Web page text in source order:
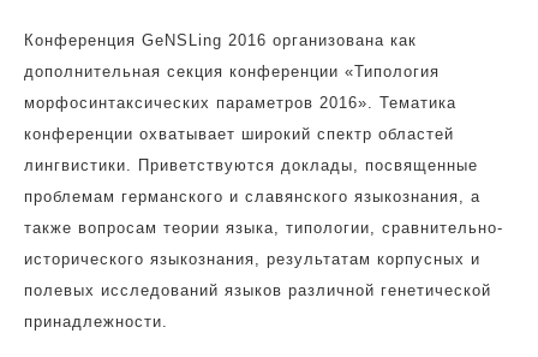
Конференция GeNSLing 2016 организована как
дополнительная секция конференции «Типология
морфосинтаксических параметров 2016». Тематика
конференции охватывает широкий спектр областей
лингвистики. Приветствуются доклады, посвященные
проблемам германского и славянского языкознания, а
также вопросам теории языка, типологии, сравнительно-
исторического языкознания, результатам корпусных и
полевых исследований языков различной генетической
принадлежности.